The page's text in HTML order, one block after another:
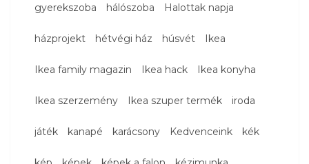
gyerekszoba hálószoba Halottak napja
házprojekt hétvégi ház húsvét Ikea
Ikea family magazin Ikea hack Ikea konyha
Ikea szerzemény Ikea szuper termék iroda
játék kanapé karácsony Kedvenceink kék